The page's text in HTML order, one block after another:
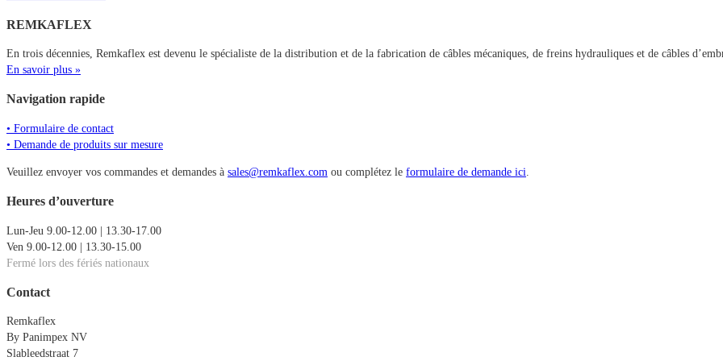
REMKAFLEX
En trois décennies, Remkaflex est devenu le spécialiste de la distribution et de la fabrication de câbles mécaniques, de freins hydrauliques et de câbles
En savoir plus »
Navigation rapide
• Formulaire de contact
• Demande de produits sur mesure
Veuillez envoyer vos commandes et demandes à sales@remkaflex.com ou complétez le formulaire de demande ici
Heures d’ouverture
Lun-Jeu 9.00-12.00 | 13.30-17.00
Ven 9.00-12.00 | 13.30-15.00
Fermé lors des fériés nationaux
Contact
Remkaflex
By Panimpex NV
Slableedstraat 7